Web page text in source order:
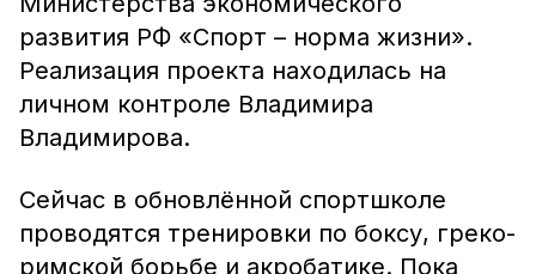
развития РФ «Спорт – норма жизни».
Реализация проекта находилась на
личном контроле Владимира
Владимирова.
Сейчас в обновлённой спортшколе
проводятся тренировки по боксу, греко-
римской борьбе и акробатике. Пока